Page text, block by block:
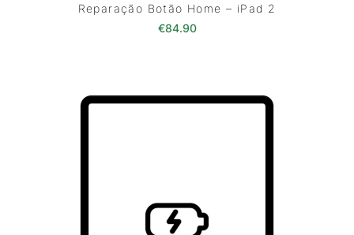
Reparação Botão Home – iPad 2
€84.90